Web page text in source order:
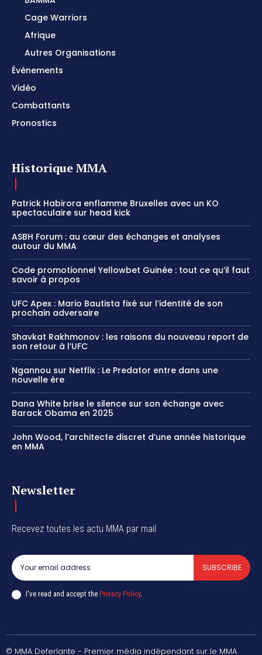
Cage Warriors
Afrique
Autres Organisations
Événements
Vidéo
Combattants
Pronostics
Historique MMA
Patrick Habirora enflamme Bruxelles avec un KO
spectaculaire sur head kick
ASBH Forum : au cœur des échanges et analyses
autour du MMA
Code promotionnel Yellowbet Guinée : tout ce qu’il faut
savoir à propos
UFC Apex : Mario Bautista fixé sur l’identité de son
prochain adversaire
Shavkat Rakhmonov : les raisons du nouveau report de
son retour à l’UFC
Ngannou sur Netflix : Le Predator entre dans une
nouvelle ère
Dana White brise le silence sur son échange avec
Barack Obama en 2025
John Wood, l’architecte discret d’une année historique
en MMA
Newsletter
Recevez toutes les actu MMA par mail
SUBSCRIBE
I've read and accept the Privacy Policy.
© MMA Deferlante - Premier média indépendant sur le MMA